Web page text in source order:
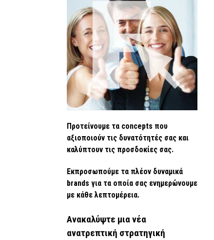
Προτείνουμε τα concepts που
αξιοποιούν τις δυνατότητές σας και
καλύπτουν τις προσδοκίες σας.
Εκπροσωπούμε τα πλέον δυναμικά
brands για τα οποία σας ενημερώνουμε
με κάθε λεπτομέρεια.
Ανακαλύψτε μια νέα
ανατρεπτική στρατηγική